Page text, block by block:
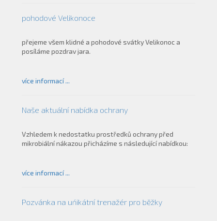
pohodové Velikonoce
přejeme všem klidné a pohodové svátky Velikonoc a
posíláme pozdrav jara.
více informací ...
Naše aktuální nabídka ochrany
Vzhledem k nedostatku prostředků ochrany před
mikrobiální nákazou přicházíme s následující nabídkou:
více informací ...
Pozvánka na uńikátní trenažér pro běžky